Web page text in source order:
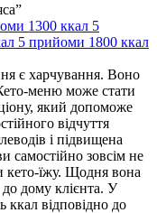
1300 ккал 5
5 прийоми 1800 ккал
є харчування. Воно
меню може стати
який допоможе
відчуття
і підвищена
самостійно зовсім не
кето-їжу. Щодня вона
дому клієнта. У
ккал відповідно до